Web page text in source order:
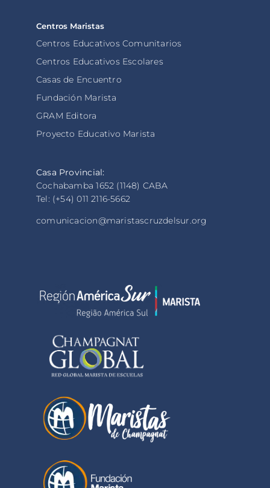
Centros Maristas
Centros Educativos Comunitarios
Centros Educativos Escolares
Casas de Encuentro
Fundación Marista
GRAM Editora
Proyecto Educativo Marista
Casa Provincial:
Cochabamba 1652 (1148) CABA
Tel: (+54) 011 2116-5662
comunicacion@maristascruzdelsur.org